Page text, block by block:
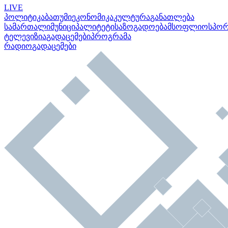
LIVE
პოლიტიკაბათუმიეკონომიკაკულტურაგანათლება
სამართალიმუნიციპალიტეტისაზოგადოებამსოფლიო
ტელევიზიაგადაცემებიპროგრამა
რადიოგადაცემები